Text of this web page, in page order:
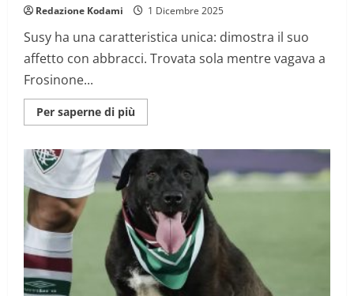
Redazione Kodami 1 Dicembre 2025
Susy ha una caratteristica unica: dimostra il suo
affetto con abbracci. Trovata sola mentre vagava a
Frosinone...
Per saperne di più
informazioni
la
cagnolina
che
ama
gli
abbracci
cerca
una
famiglia
che
non
l’abbandoni
mai